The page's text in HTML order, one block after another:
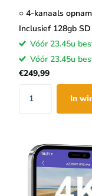
○ 4-kanaals
Inclusief 128gb
Vóór 23.45u
Vóór 23.45u
€249,99
In